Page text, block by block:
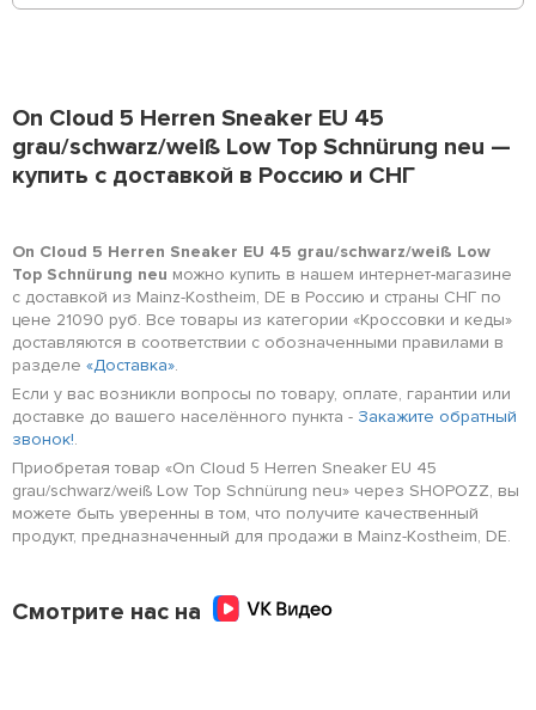
On Cloud 5 Herren Sneaker EU 45
grau/schwarz/weiß Low Top Schnürung neu —
купить с доставкой в Россию и СНГ
On Cloud 5 Herren Sneaker EU 45 grau/schwarz/weiß Low
Top Schnürung neu можно купить в нашем интернет-магазине
с доставкой из Mainz-Kostheim, DE в Россию и страны СНГ по
цене 21090 руб. Все товары из категории «Кроссовки и кеды»
доставляются в соответствии с обозначенными правилами в
разделе «Доставка».
Если у вас возникли вопросы по товару, оплате, гарантии или
доставке до вашего населённого пункта - Закажите обратный
звонок!.
Приобретая товар «On Cloud 5 Herren Sneaker EU 45
grau/schwarz/weiß Low Top Schnürung neu» через SHOPOZZ, вы
можете быть уверенны в том, что получите качественный
продукт, предназначенный для продажи в Mainz-Kostheim, DE.
Смотрите нас на